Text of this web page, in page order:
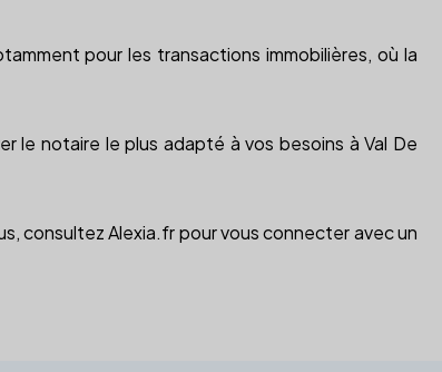
pour les transactions immobilières, où la
le notaire le plus adapté à vos besoins à Val De
consultez Alexia.fr pour vous connecter avec un